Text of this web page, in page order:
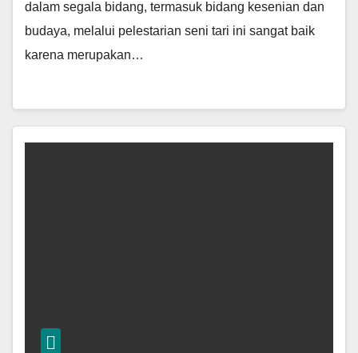
dalam segala bidang, termasuk bidang kesenian dan
budaya, melalui pelestarian seni tari ini sangat baik
karena merupakan…